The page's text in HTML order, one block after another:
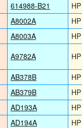
614988-B21
HP
A8002A
HP
A8003A
HP
A9782A
HP
AB378B
HP
AB379B
HP
AD193A
HP
AD194A
HP